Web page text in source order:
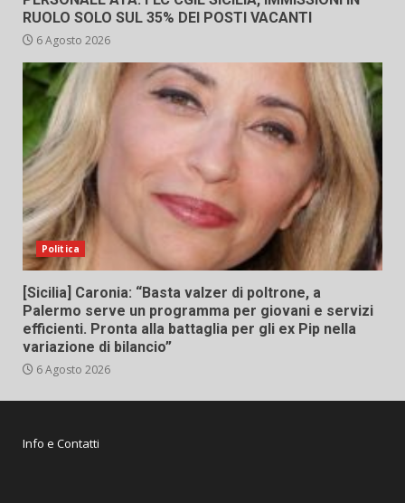
RUOLO SOLO SUL 35% DEI POSTI VACANTI
6 Agosto 2026
Politica
[Sicilia] Caronia: “Basta valzer di poltrone, a
Palermo serve un programma per giovani e servizi
efficienti. Pronta alla battaglia per gli ex Pip nella
variazione di bilancio”
6 Agosto 2026
Info e Contatti